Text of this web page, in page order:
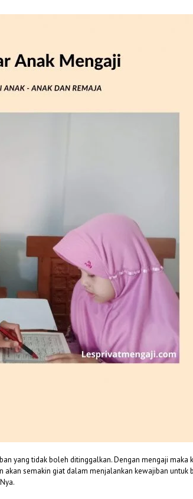
yang tidak boleh ditinggalkan. Dengan mengaji
semakin giat dalam menjalankan kewajiban untuk